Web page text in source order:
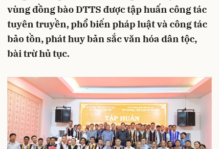
vùng đồng bào DTTS được tập huấn công tác
tuyên truyền, phổ biến pháp luật và công tác
bảo tồn, phát huy bản sắc văn hóa dân tộc,
bài trừ hủ tục.